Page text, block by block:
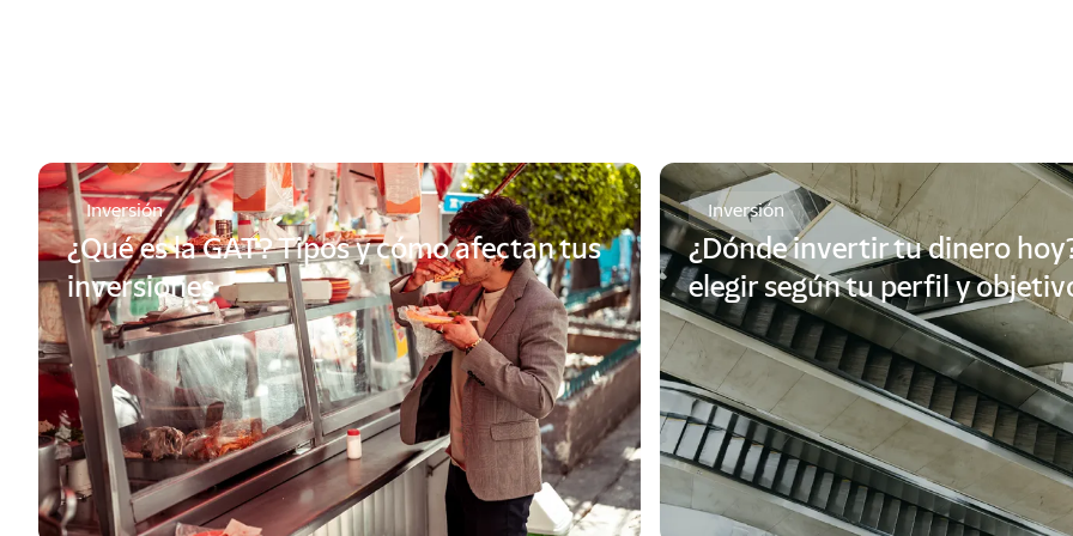
Inversión
¿Qué es la GAT? Tipos y cómo afectan tus
inversiones
Inversión
¿Dónde invertir tu dinero
elegir según tu perfil y